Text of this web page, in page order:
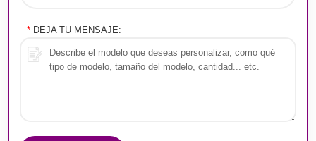
* DEJA TU MENSAJE: